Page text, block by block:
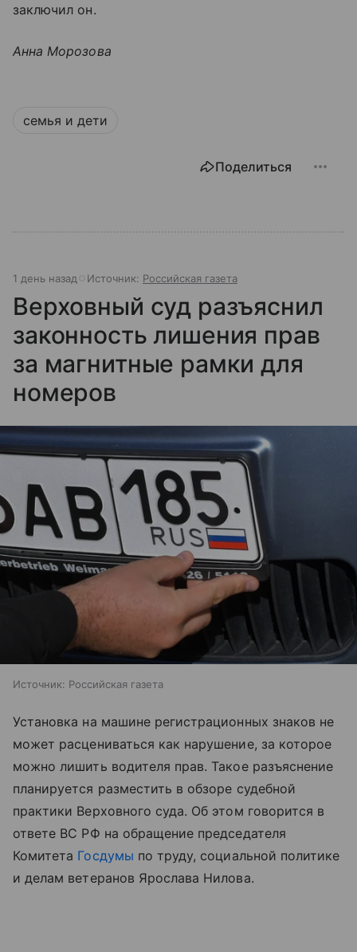
заключил он.
Анна Морозова
семья и дети
Поделиться
1 день назад Источник: Российская газета
Верховный суд разъяснил
законность лишения прав
за магнитные рамки для
номеров
Источник: Российская газета
Установка на машине регистрационных знаков не
может расцениваться как нарушение, за которое
можно лишить водителя прав. Такое разъяснение
планируется разместить в обзоре судебной
практики Верховного суда. Об этом говорится в
ответе ВС РФ на обращение председателя
Комитета Госдумы по труду, социальной политике
и делам ветеранов Ярослава Нилова.